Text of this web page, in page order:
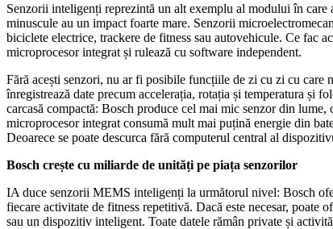
Senzorii inteligenți reprezintă un alt exemplu al modului în
minuscule au un impact foarte mare. Senzorii
biciclete electrice, trackere de fitness sau autovehicule. Ce fac
microprocesor integrat și rulează cu software independent.
Fără acești senzori, nu ar fi posibile funcțiile de zi cu zi cu care
înregistrează date precum accelerația, rotația și temperatura și
carcasă compactă: Bosch produce cel mai mic senzor din
microprocesor integrat consumă mult mai puțină energie din
Deoarece se poate descurca fără computerul central al
Bosch crește cu miliarde de unități pe piața senzorilor
IA duce senzorii MEMS inteligenți la următorul nivel: Bosch
fiecare activitate de fitness repetitivă. Dacă este necesar,
sau un dispozitiv inteligent. Toate datele rămân private și